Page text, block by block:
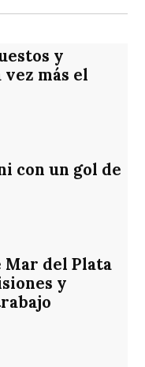
y
más el
con un gol de
Mar del Plata
y